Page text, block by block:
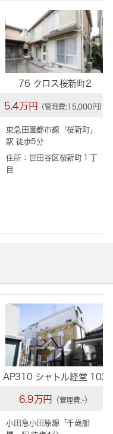
76 クロス桜新町2
5.4万円 （管理費:15,000円）
東急田園都市線「桜新町」
駅 徒歩5分
住所：世田谷区桜新町１丁
目
AP310 シャトル経堂 103
6.9万円 （管理費:-）
小田急小田原線「千歳船